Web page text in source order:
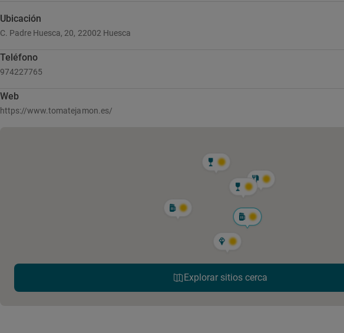
Ubicación
C. Padre Huesca, 20, 22002 Huesca
Teléfono
974227765
Web
https://www.tomatejamon.es/
Explorar sitios cerca